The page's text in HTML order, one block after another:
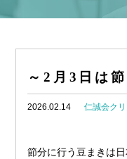
～2月3日は節
2026.02.14 仁誠会ク
節分に行う豆まきは